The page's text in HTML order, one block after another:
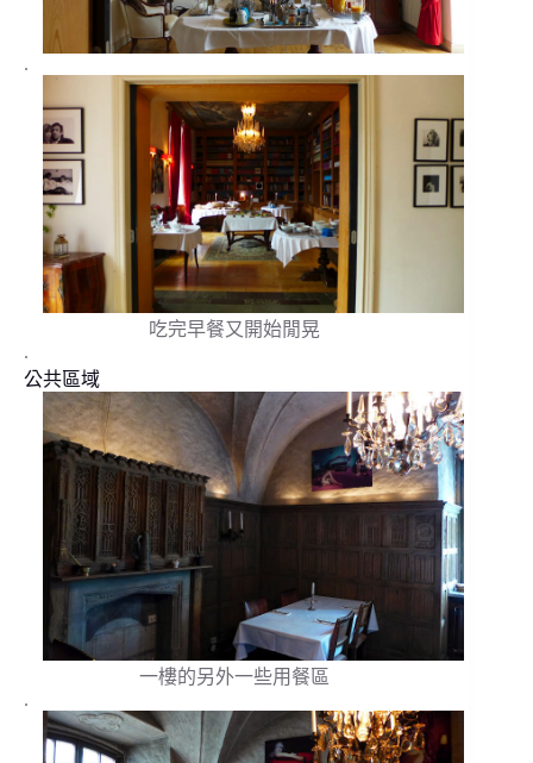
.
吃完早餐又開始閒晃
.
公共區域
一樓的另外一些用餐區
.